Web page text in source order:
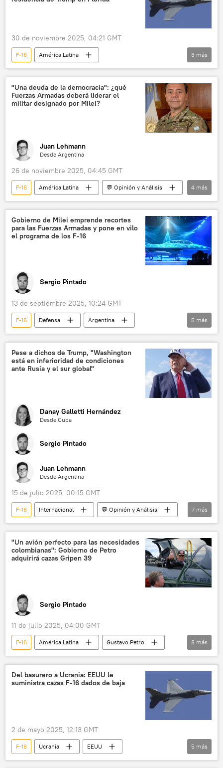
30 de noviembre 2025, 04:21 GMT
F-16
América Latina
Defensa Aeroespacial Norteamericana (NORAD)
EEUU
aviación
3 más
"Una deuda de la democracia": ¿qué
Fuerzas Armadas deberá liderar el
militar designado por Milei?
Juan Lehmann
Desde Argentina
26 de noviembre 2025, 04:45 GMT
F-16 América Latina
💬 Opinión y Análisis
seguridad
Javier Milei
Argentina
Casa Rosada
4 más
Gobierno de Milei emprende recortes
para las Fuerzas Armadas y pone en vilo
el programa de los F-16
Sergio Pintado
13 de septiembre 2025, 10:24 GMT
F-16 Defensa
Argentina
Javier Milei
Carlos Menem
EEUU
Dinamarca
🛡️ Fuerzas Armadas
5 más
Pese a dichos de Trump, "Washington
está en inferioridad de condiciones
ante Rusia y el sur global"
Danay Galletti Hernández
Desde Cuba
Sergio Pintado
Juan Lehmann
Desde Argentina
15 de julio 2025, 00:15 GMT
F-16 Internacional
💬 Opinión y Análisis
Washington
Donald Trump
EEUU
Ucrania
Rusia
aranceles
política
7 más
"Un avión perfecto para las necesidades
colombianas": Gobierno de Petro
adquirirá cazas Gripen 39
Sergio Pintado
11 de julio 2025, 04:00 GMT
F-16 América Latina
Gustavo Petro
Colombia
Suecia
SAAB
Rafale
Kfir
Fuerzas Armadas de Colombia
8 más
Del basurero a Ucrania: EEUU le
suministra cazas F-16 dados de baja
2 de mayo 2025, 12:13 GMT
F-16 Ucrania
EEUU
Fuerzas Armadas de Ucrania
5 más